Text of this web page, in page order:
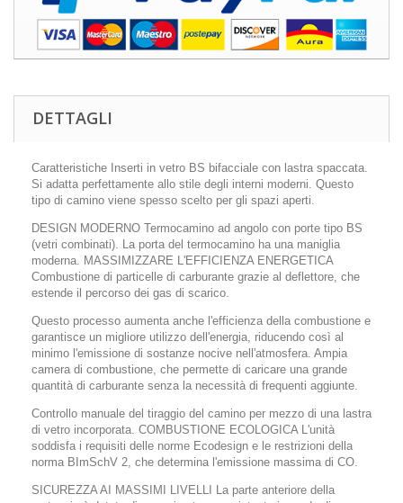
DETTAGLI
Caratteristiche Inserti in vetro BS bifacciale con lastra spaccata.
Si adatta perfettamente allo stile degli interni moderni. Questo
tipo di camino viene spesso scelto per gli spazi aperti.
DESIGN MODERNO Termocamino ad angolo con porte tipo BS
(vetri combinati). La porta del termocamino ha una maniglia
moderna. MASSIMIZZARE L'EFFICIENZA ENERGETICA
Combustione di particelle di carburante grazie al deflettore, che
estende il percorso dei gas di scarico.
Questo processo aumenta anche l'efficienza della combustione e
garantisce un migliore utilizzo dell'energia, riducendo così al
minimo l'emissione di sostanze nocive nell'atmosfera. Ampia
camera di combustione, che permette di caricare una grande
quantità di carburante senza la necessità di frequenti aggiunte.
Controllo manuale del tiraggio del camino per mezzo di una lastra
di vetro incorporata. COMBUSTIONE ECOLOGICA L'unità
soddisfa i requisiti delle norme Ecodesign e le restrizioni della
norma BImSchV 2, che determina l'emissione massima di CO.
SICUREZZA AI MASSIMI LIVELLI La parte anteriore della